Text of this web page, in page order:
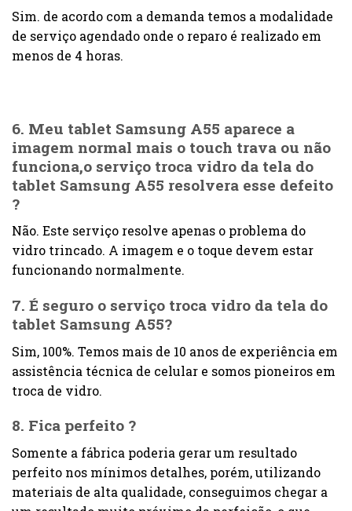
Sim. de acordo com a demanda temos a modalidade
de serviço agendado onde o reparo é realizado em
menos de 4 horas.
6. Meu tablet Samsung A55 aparece a
imagem normal mais o touch trava ou não
funciona,o serviço troca vidro da tela do
tablet Samsung A55 resolvera esse defeito
?
Não. Este serviço resolve apenas o problema do
vidro trincado. A imagem e o toque devem estar
funcionando normalmente.
7. É seguro o serviço troca vidro da tela do
tablet Samsung A55?
Sim, 100%. Temos mais de 10 anos de experiência em
assistência técnica de celular e somos pioneiros em
troca de vidro.
8. Fica perfeito ?
Somente a fábrica poderia gerar um resultado
perfeito nos mínimos detalhes, porém, utilizando
materiais de alta qualidade, conseguimos chegar a